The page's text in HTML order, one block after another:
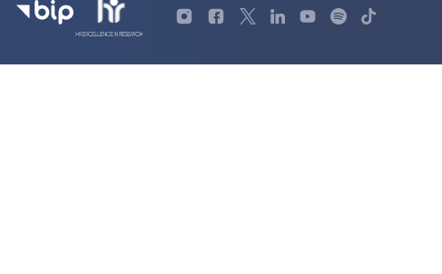
Profil
Instagram
Profil
Facebook
Profil
Twitter
Profil UKSWProfilTikTok